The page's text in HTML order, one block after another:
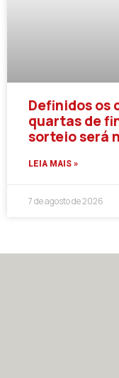
Definidos os
quartas de
sorteio será
LEIA MAIS »
7 de agosto de 2026